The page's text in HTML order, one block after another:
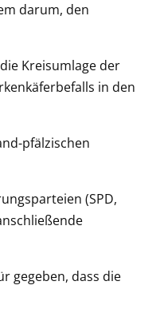
darum, den
Kreisumlage der
in den
pfälzischen
(SPD,
gegeben, dass die